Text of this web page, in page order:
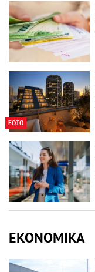
FOTO
EKONOMIKA